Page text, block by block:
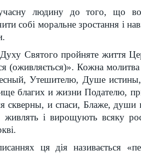
людину до того, що
собі моральне зростання і
Святого пройняте життя
(оживляється)». Кожна молитва
Утешителю, Душе
благих и жизни Подателю,
скверны, и спаси, Блаже,
і вирощують всяку
ця дія називається